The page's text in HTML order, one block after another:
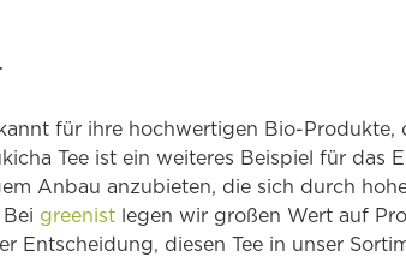
für ihre hochwertigen Bio-Produkte,
Tee ist ein weiteres Beispiel für das
Anbau anzubieten, die sich durch
greenist legen wir großen Wert auf
Entscheidung, diesen Tee in unser